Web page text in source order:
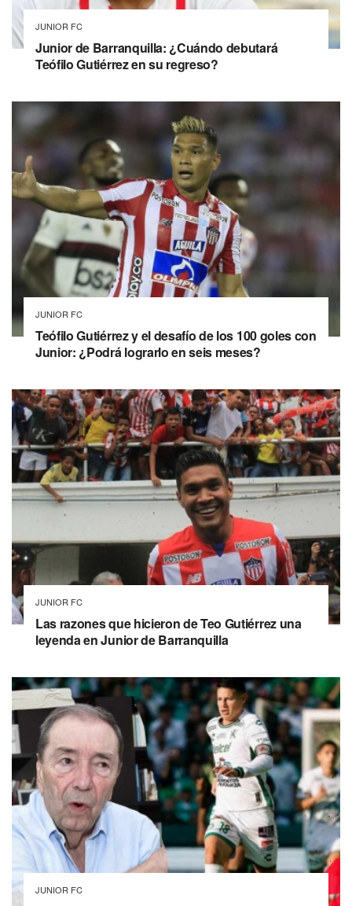
JUNIOR FC
Junior de Barranquilla: ¿Cuándo debutará
Teófilo Gutiérrez en su regreso?
JUNIOR FC
Teófilo Gutiérrez y el desafío de los 100 goles con
Junior: ¿Podrá lograrlo en seis meses?
JUNIOR FC
Las razones que hicieron de Teo Gutiérrez una
leyenda en Junior de Barranquilla
JUNIOR FC